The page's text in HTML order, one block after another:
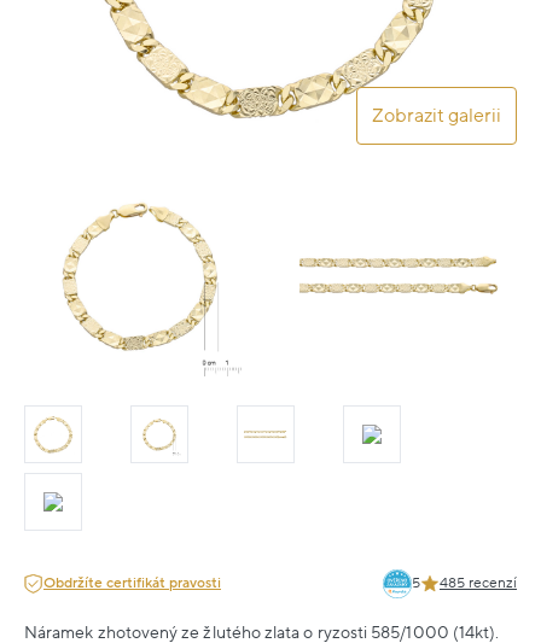
Zobrazit galerii
Obdržíte certifikát pravosti 5 485 recenzí
Náramek zhotovený ze žlutého zlata o ryzosti 585/1000 (14kt).